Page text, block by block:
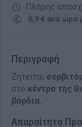
Πλήρης
5,9 € ανά ώρα
Περιγραφή
Ζητείται
στο κέντρο της
βάρδια.
Απαραίτητα